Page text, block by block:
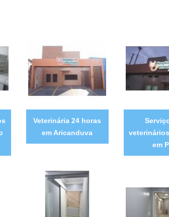
Veterinária 24 horas
em Aricanduva
em